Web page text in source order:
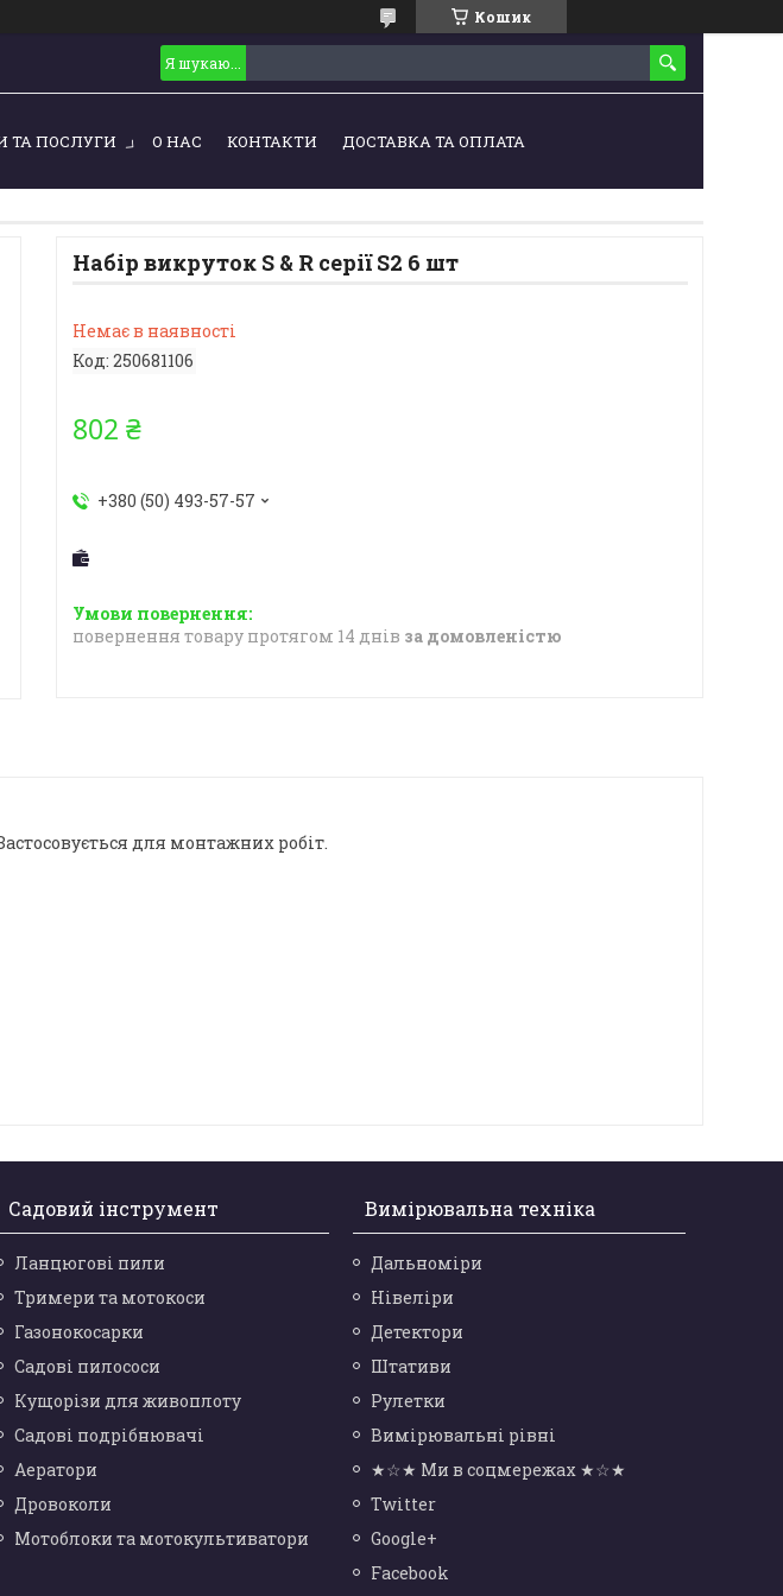
Кошик
ТА ПОСЛУГИ О НАС КОНТАКТИ ДОСТАВКА ТА ОПЛАТА
Набір викруток S & R серії S2 6 шт
Немає в наявності
Код: 250681106
802 ₴
+380 (50) 493-57-57
повернення товару протягом 14 днів за домовленістю
для монтажних робіт.
Садовий інструмент
Ланцюгові пили
Тримери та мотокоси
Газонокосарки
Садові пилососи
Кущорізи для живоплоту
Садові подрібнювачі
Аератори
Дровоколи
Мотоблоки та мотокультиватори
Вимірювальна техніка
Дальноміри
Нівеліри
Детектори
Штативи
Рулетки
Вимірювальні рівні
★☆★ Ми в соцмережах ★☆★
Twitter
Google+
Facebook